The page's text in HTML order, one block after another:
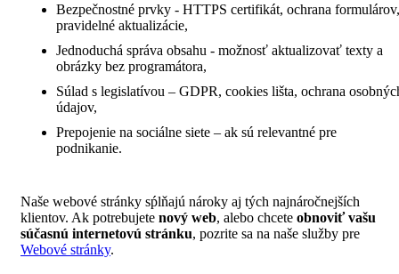
Bezpečnostné prvky - HTTPS certifikát, ochrana formulárov,
pravidelné aktualizácie,
Jednoduchá správa obsahu - možnosť aktualizovať texty a
obrázky bez programátora,
Súlad s legislatívou – GDPR, cookies lišta, ochrana
údajov,
Prepojenie na sociálne siete – ak sú relevantné pre
podnikanie.
Naše webové stránky sṕlňajú nároky aj tých najnáročnejších
klientov. Ak potrebujete nový web, alebo chcete obnoviť vašu
súčasnú internetovú stránku, pozrite sa na naše služby pre
Webové stránky.